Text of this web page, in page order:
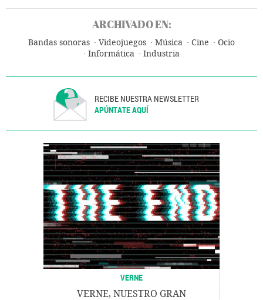
ARCHIVADO EN:
Bandas sonoras Videojuegos Música Cine
Ocio
Informática
Industria
RECIBE NUESTRA NEWSLETTER
APÚNTATE AQUÍ
VERNE
VERNE, NUESTRO GRAN